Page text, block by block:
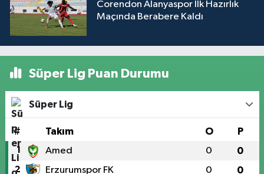
Corendon Alanyaspor İlk Hazırlık
Maçında Berabere Kaldı
Süper Lig Puan Durumu
Süper Lig
# Takım O P
1 Amed 0 0
2 Erzurumspor FK 0 0